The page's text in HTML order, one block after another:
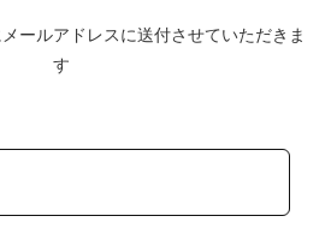
ールアドレスに送付させていただきま
す